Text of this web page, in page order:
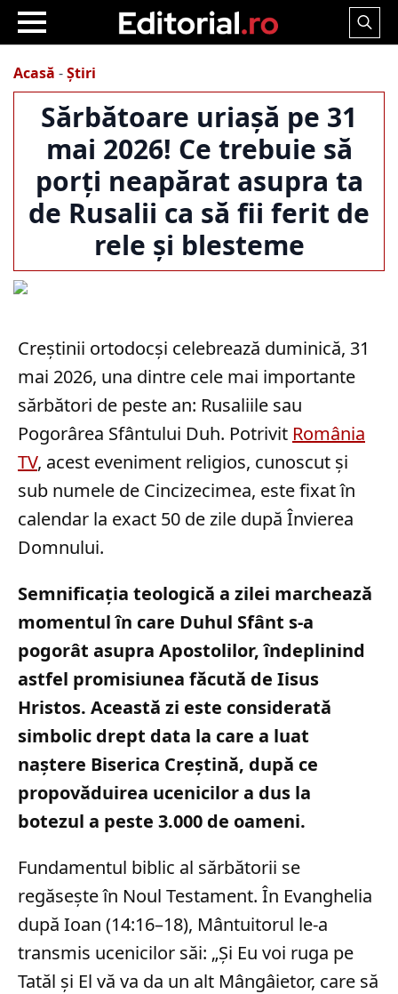
Search
Acasă -Știri
Sărbătoare uriașă pe 31
mai 2026! Ce trebuie să
porți neapărat asupra ta
de Rusalii ca să fii ferit de
rele și blesteme
Creștinii ortodocși celebrează duminică, 31
mai 2026, una dintre cele mai importante
sărbători de peste an: Rusaliile sau
Pogorârea Sfântului Duh. Potrivit România
TV, acest eveniment religios, cunoscut și
sub numele de Cincizecimea, este fixat în
calendar la exact 50 de zile după Învierea
Domnului.
Semnificația teologică a zilei marchează
momentul în care Duhul Sfânt s-a
pogorât asupra Apostolilor, îndeplinind
astfel promisiunea făcută de Iisus
Hristos. Această zi este considerată
simbolic drept data la care a luat
naștere Biserica Creștină, după ce
propovăduirea ucenicilor a dus la
botezul a peste 3.000 de oameni.
Fundamentul biblic al sărbătorii se
regăsește în Noul Testament. În Evanghelia
după Ioan (14:16–18), Mântuitorul le-a
transmis ucenicilor săi: „Și Eu voi ruga pe
Tatăl și El vă va da un alt Mângâietor, care să